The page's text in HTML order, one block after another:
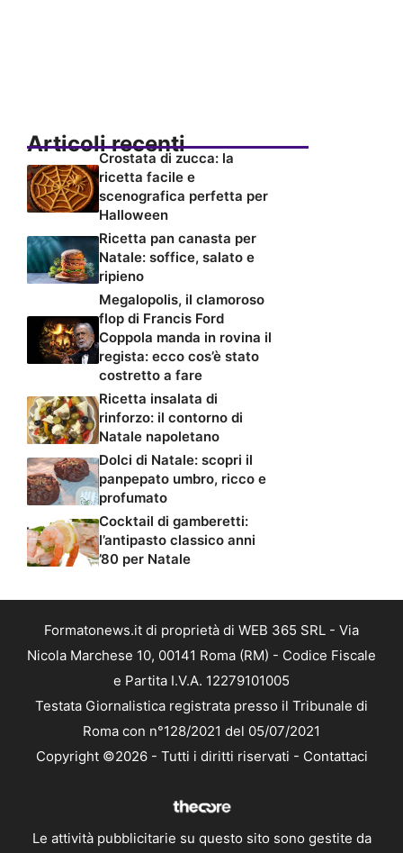
Articoli recenti
Crostata di zucca: la
ricetta facile e
scenografica perfetta per
Halloween
Ricetta pan canasta per
Natale: soffice, salato e
ripieno
Megalopolis, il clamoroso
flop di Francis Ford
Coppola manda in rovina il
regista: ecco cos’è stato
costretto a fare
Ricetta insalata di
rinforzo: il contorno di
Natale napoletano
Dolci di Natale: scopri il
panpepato umbro, ricco e
profumato
Cocktail di gamberetti:
l’antipasto classico anni
’80 per Natale
Formatonews.it di proprietà di WEB 365 SRL - Via
Nicola Marchese 10, 00141 Roma (RM) - Codice Fiscale
e Partita I.V.A. 12279101005
Testata Giornalistica registrata presso il Tribunale di
Roma con n°128/2021 del 05/07/2021
Copyright ©2026 - Tutti i diritti riservati - Contattaci
Le attività pubblicitarie su questo sito sono gestite da